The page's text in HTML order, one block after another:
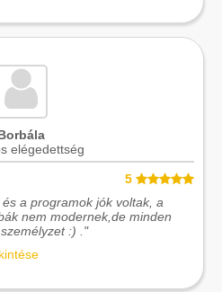
elégedettség
5
a programok jók voltak, a
nem modernek,de minden
:) ."